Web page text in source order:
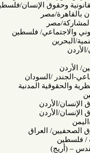
الإنسان/فلسطين
مصر
فلسطين
/السودان
المدنية
العراق